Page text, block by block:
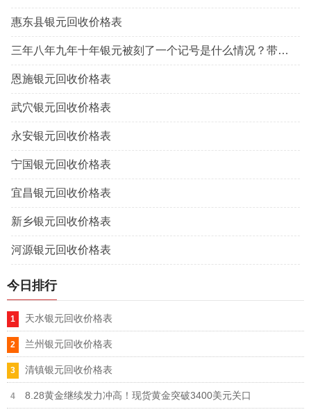
惠东县银元回收价格表
三年八年九年十年银元被刻了一个记号是什么情况？带戳记的三年八年九年十年银元值钱吗？
恩施银元回收价格表
武穴银元回收价格表
永安银元回收价格表
宁国银元回收价格表
宜昌银元回收价格表
新乡银元回收价格表
河源银元回收价格表
今日排行
天水银元回收价格表
兰州银元回收价格表
清镇银元回收价格表
8.28黄金继续发力冲高！现货黄金突破3400美元关口